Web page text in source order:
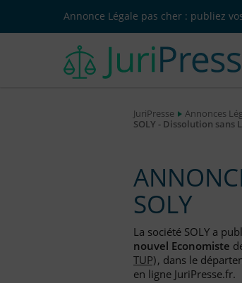
Annonce Légale pas cher : publiez
JuriPresse
Annonces
SOLY - Dissolution
SOLY
La société SOLY a
nouvel Economiste
TUP), dans le
en ligne JuriPresse.fr.